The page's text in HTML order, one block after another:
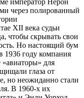
император Нерон
через полированный
XII века судьи
чтобы скрывать свои
Но настоящий бум
1936 году компания
для
глаза от
но неожиданно стали
В 1960-х их